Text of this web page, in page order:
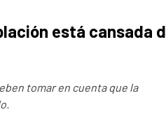
está cansada
tomar en cuenta que la